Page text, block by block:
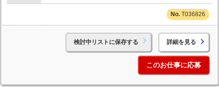
T036826
検討中リストに保存する 詳細を見る
このお仕事に応募